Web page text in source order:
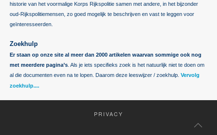
historie van het voormalige Korps Rijkspolitie samen met andere, in het bijzonder
oud-Rijkspolitiemensen, zo goed mogelijk te beschrijven en vast te leggen voor
geïnteresseerden.
Zoekhulp
Er staan op onze site al meer dan 2000 artikelen waarvan sommige ook nog
met meerdere pagina’s . Als je iets specifieks zoek is het natuurlijk niet te doen om
al die documenten even na te lopen. Daarom deze leeswijzer / zoekhulp. Vervolg
zoekhulp....
PRIVACY